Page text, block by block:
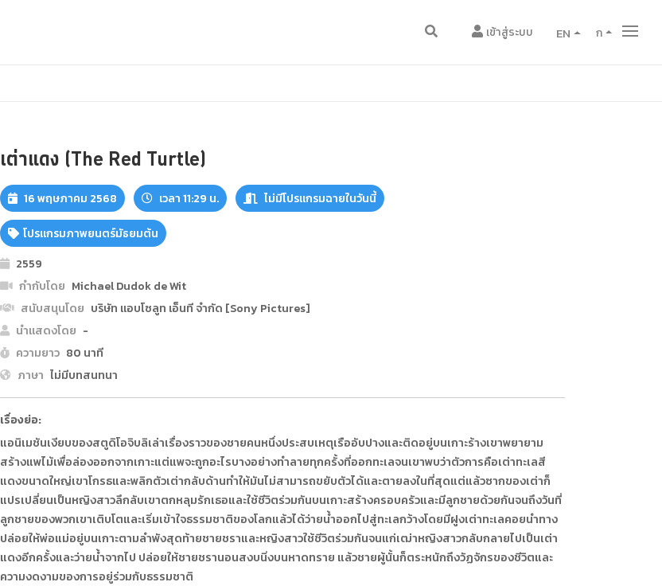
เข้าสู่ระบบ EN ก
เต่าแดง (The Red Turtle)
16 พฤษภาคม 2568 เวลา 11:29 น. ไม่มีโปรแกรมฉายในวันนี้
โปรแกรมภาพยนตร์มัธยมต้น
2559
กำกับโดย Michael Dudok de Wit
สนับสนุนโดย บริษัท แอบโซลูท เอ็นที จำกัด [Sony Pictures]
นำแสดงโดย -
ความยาว 80 นาที
ภาษา ไม่มีบทสนทนา
เรื่องย่อ:
แอนิเมชันเงียบของสตูดิโอจิบลิเล่าเรื่องราวของชายคนหนึ่งประสบเหตุเรืออับปางและติดอยู่บนเกาะร้างเขาพยายาม
สร้างแพไม้เพื่อล่องออกจากเกาะแต่แพจะถูกอะไรบางอย่างทำลายทุกครั้งที่ออกทะเลจนเขาพบว่าตัวการคือเต่าทะเลสี
แดงขนาดใหญ่เขาโกรธและพลิกตัวเต่ากลับด้านทำให้มันไม่สามารถขยับตัวได้และตายลงในที่สุดแต่แล้วซากของเต่าก็
แปรเปลี่ยนเป็นหญิงสาวลึกลับเขาตกหลุมรักเธอและใช้ชีวิตร่วมกันบนเกาะสร้างครอบครัวและมีลูกชายด้วยกันจนถึงวันที่
ลูกชายของพวกเขาเติบโตและเริ่มเข้าใจธรรมชาติของโลกแล้วได้ว่ายน้ำออกไปสู่ทะเลกว้างโดยมีฝูงเต่าทะเลคอยนำทาง
ปล่อยให้พ่อแม่อยู่บนเกาะตามลำพังสุดท้ายชายชราและหญิงสาวใช้ชีวิตร่วมกันจนแก่เฒ่าหญิงสาวกลับกลายไปเป็นเต่า
แดงอีกครั้งและว่ายน้ำจากไป ปล่อยให้ชายชรานอนสงบนิ่งบนหาดทราย แล้วชายผู้นั้นก็ตระหนักถึงวัฏจักรของชีวิตและ
ความงดงามของการอยู่ร่วมกับธรรมชาติ